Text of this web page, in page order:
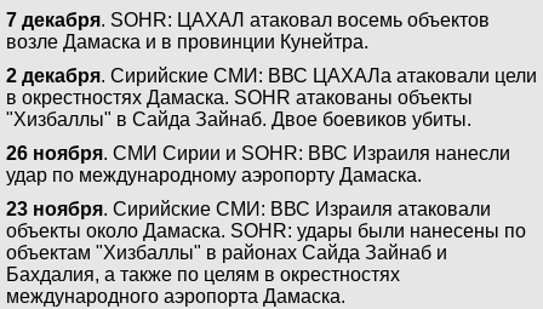
7 декабря. SOHR: ЦАХАЛ атаковал восемь объектов
возле Дамаска и в провинции Кунейтра.
2 декабря. Сирийские СМИ: ВВС ЦАХАЛа атаковали цели
в окрестностях Дамаска. SOHR атакованы объекты
"Хизбаллы" в Сайда Зайнаб. Двое боевиков убиты.
26 ноября. СМИ Сирии и SOHR: ВВС Израиля нанесли
удар по международному аэропорту Дамаска.
23 ноября. Сирийские СМИ: ВВС Израиля атаковали
объекты около Дамаска. SOHR: удары были нанесены по
объектам "Хизбаллы" в районах Сайда Зайнаб и
Бахдалия, а также по целям в окрестностях
международного аэропорта Дамаска.